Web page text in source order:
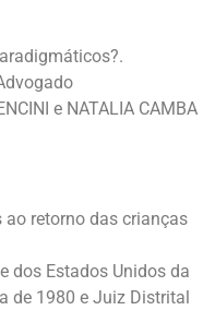
e NATALIA CAMBA
ao retorno das crianças
dos Estados Unidos da
de 1980 e Juiz Distrital